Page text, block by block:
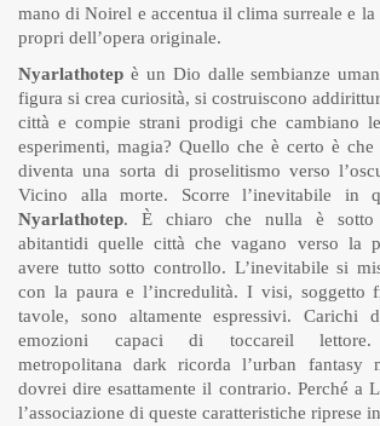
mano di Noirel e accentua il clima surreale e
propri dell’opera originale.
Nyarlathotep è un Dio dalle sembianze
figura si crea curiosità, si costruiscono
città e compie strani prodigi che cambiano
esperimenti, magia? Quello che è certo è
diventa una sorta di proselitismo verso
Vicino alla morte. Scorre l’inevitabile in
Nyarlathotep. È chiaro che nulla è
abitantidi quelle città che vagano verso la
avere tutto sotto controllo. L’inevitabile si
con la paura e l’incredulità. I visi, soggetto
tavole, sono altamente espressivi. Carichi
emozioni capaci di toccareil lettore.
metropolitana dark ricorda l’urban fantasy
dovrei dire esattamente il contrario. Perché a
l’associazione di queste caratteristiche riprese